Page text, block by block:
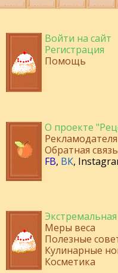
Войти на сайт
Регистрация
Помощь
О проекте
Обратная связь
FB, ВК,
Меры веса
Полезные
Кулинарные
Косметика